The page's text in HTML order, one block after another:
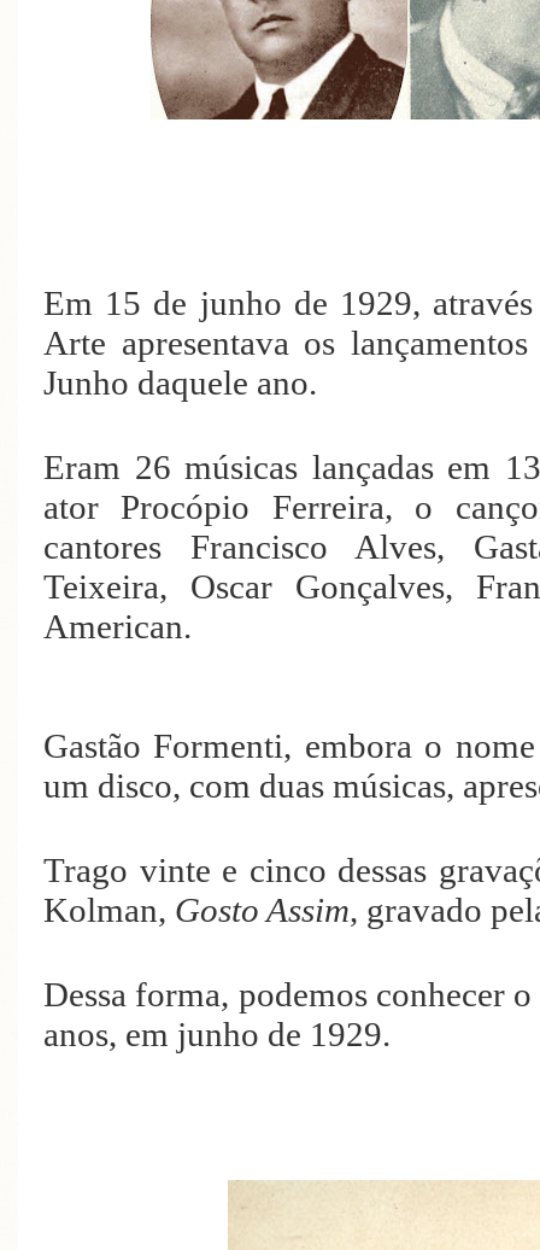
Em 15 de junho de 1929,
Arte apresentava os
Junho daquele ano.
Eram 26 músicas lançadas em
ator Procópio Ferreira, o
cantores Francisco Alves,
Teixeira, Oscar Gonçalves,
American.
Gastão Formenti, embora o
um disco, com duas músicas,
Trago vinte e cinco dessas
Kolman, Gosto Assim, gravado
Dessa forma, podemos conhecer
anos, em junho de 1929.